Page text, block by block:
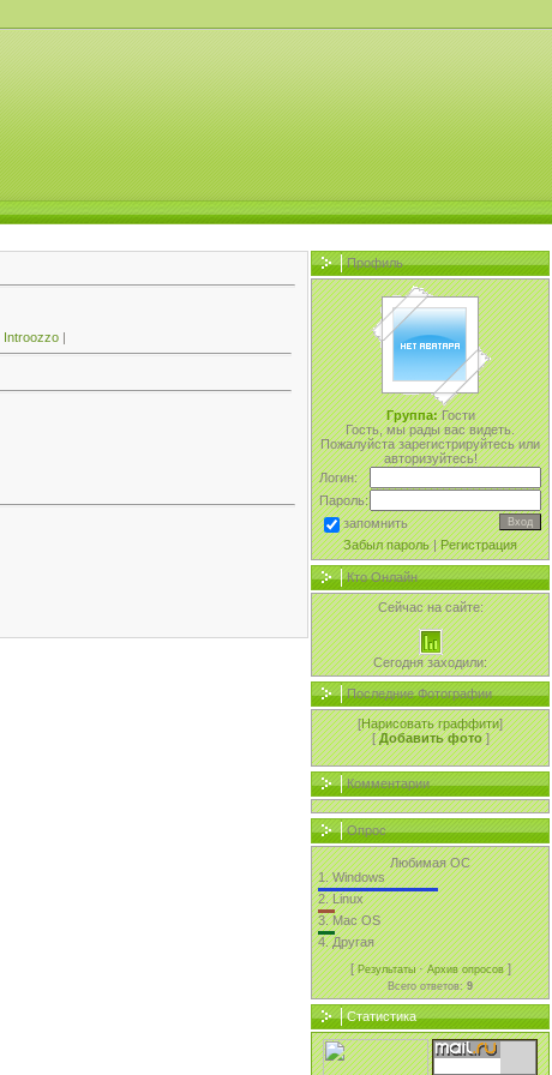
Introozzo|
Профиль
Группа:Гости
Гость, мы рады вас видеть.
Пожалуйста зарегистрируйтесь или
авторизуйтесь!
Логин:
Пароль:
запомнить
Забыл пароль|Регистрация
Кто Онлайн
Сейчас на сайте:
Сегодня заходили:
Последние Фотографии
[Нарисовать граффити]
[Добавить фото ]
Комментарии
Опрос
Любимая ОС
1.Windows
2.Linux
3.Mac OS
4.Другая
[Результаты·Архив опросов]
Всего ответов:9
Статистика